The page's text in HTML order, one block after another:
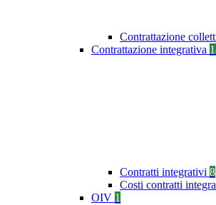
Contrattazione
Contrattazione integrativa
Contratti integrativi 8
Costi contratti
OIV 1